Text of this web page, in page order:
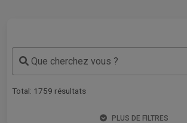
Que cherchez vous ?
Total: 1759 résultats
PLUS DE FILTRES